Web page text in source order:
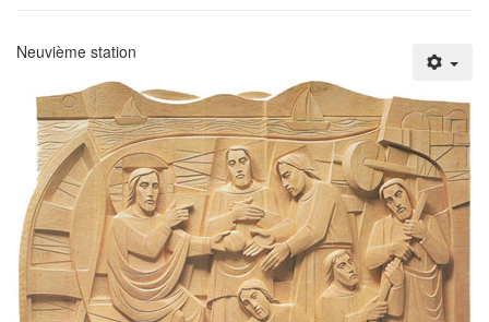
Neuvième station